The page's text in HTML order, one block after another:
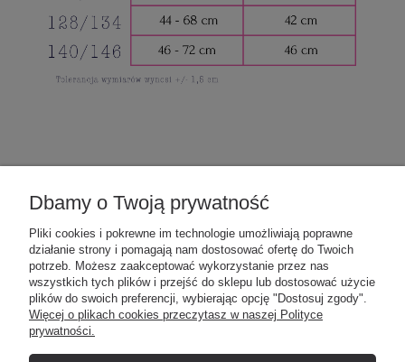
POMOC
MOJE KONTO
PŁATNOŚCI I DOSTAWA
Dbamy o Twoją prywatność
Pliki cookies i pokrewne im technologie umożliwiają poprawne
działanie strony i pomagają nam dostosować ofertę do Twoich
potrzeb. Możesz zaakceptować wykorzystanie przez nas
wszystkich tych plików i przejść do sklepu lub dostosować użycie
plików do swoich preferencji, wybierając opcję "Dostosuj zgody".
Więcej o plikach cookies przeczytasz w naszej Polityce
prywatności.